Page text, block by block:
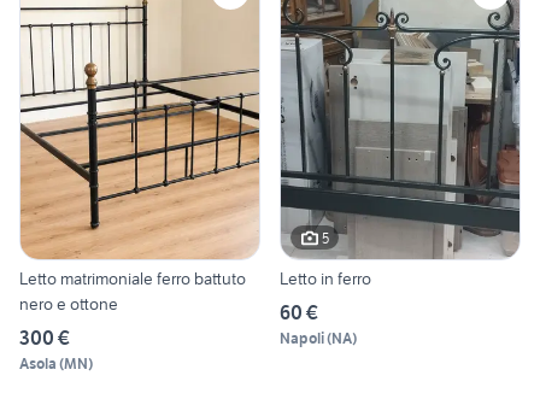
Letto matrimoniale ferro battuto
nero e ottone
300 €
Asola (MN)
5
Letto in ferro
60 €
Napoli(NA)